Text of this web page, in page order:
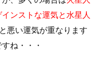
ンストな運気と水星人
悪い運気が重なります
ね・・・